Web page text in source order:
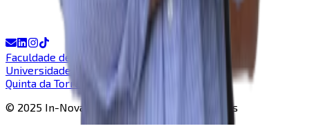
Faculdade de Ciências e Tecnologia
Universidade Nova de Lisboa
Quinta da Torre, Caparica
© 2025 In-Nova |
Todos os direitos reservados